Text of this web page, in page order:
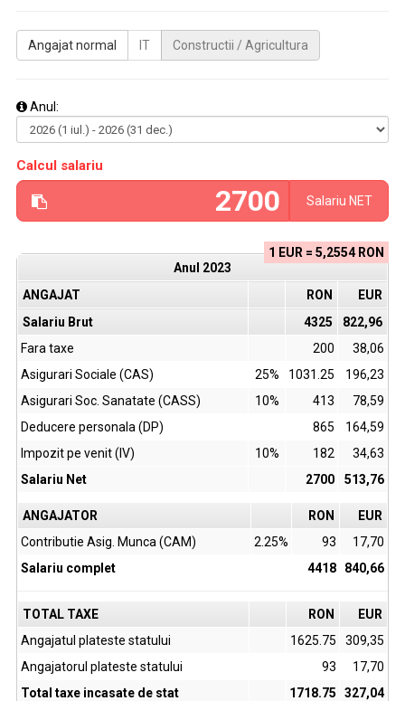
Angajat normal IT Constructii / Agricultura
Anul:
Calcul salariu
Salariu NET
1 EUR = 5,2554 RON
Anul 2023
ANGAJAT
RON
EUR
Salariu Brut
4325
822,96
Fara taxe
200
38,06
Asigurari Sociale (CAS)
25% 1031.25
196,23
Asigurari Soc. Sanatate (CASS)
10% 413
78,59
Deducere personala (DP)
865
164,59
Impozit pe venit (IV)
10% 182
34,63
Salariu Net
2700 513,76
ANGAJATOR RON
EUR
Contributie Asig. Munca (CAM)
2.25% 93
17,70
Salariu complet
4418 840,66
TOTAL TAXE RON
EUR
Angajatul plateste statului
1625.75
309,35
Angajatorul plateste statului
93
17,70
Total taxe incasate de stat
1718.75 327,04